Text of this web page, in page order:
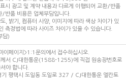
시 광고 및 계약 내용과 다르게 이행되어 교환/반품
/반품 비용은 업체부담입니다.
, 밝기, 컴퓨터 사양, 이미지에 따라 색상 차이가 있
측정법에 따라 사이즈 차이가 있을 수 있습니다.
담)
이페이지>1:1문의에서 접수하십시오.
께서 CJ대한통운(1588-1255)에 직접 원송장번호로
야 합니다.
평택시 도일동 도일로 327 / CJ대한통운 엘칸토